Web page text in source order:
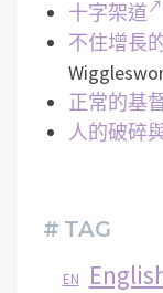
十字架道
不住增長
正常的基
人的破碎
# TAG
EN